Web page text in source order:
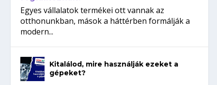
Egyes vállalatok termékei ott vannak az
otthonunkban, mások a háttérben formálják a
modern...
Kitalálod, mire használják ezeket a
gépeket?